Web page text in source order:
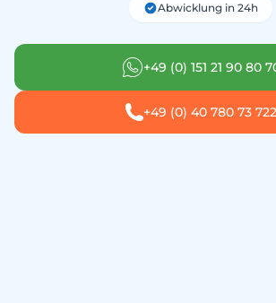
Abwicklung in 24h
+49 (0) 151 21 90 80
+49 (0) 40 780 73 722